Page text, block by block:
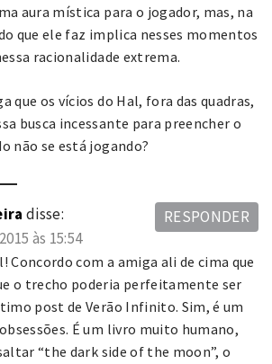
aura mística para o jogador, mas, na
que ele faz implica nesses momentos
racionalidade extrema.
que os vícios do Hal, fora das quadras,
busca incessante para preencher o
não se está jogando?
disse:
às 15:54
Concordo com a amiga ali de cima que
o trecho poderia perfeitamente ser
post de Verão Infinito. Sim, é um
É um livro muito humano,
“the dark side of the moon”, o
RESPONDER